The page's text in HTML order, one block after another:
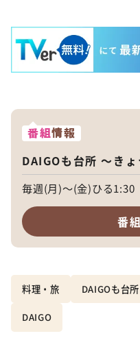
番組情報
DAIGOも台所 ～き
毎週(月)～(金)ひる1:30
番
料理・旅 DAIGOも台
DAIGO